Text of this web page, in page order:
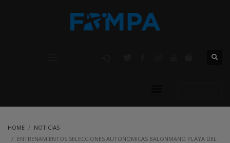
HOME
NOTICIAS
ENTRENAMIENTOS SELECCIONES AUTONÓMICAS BALONMANO PLAYA DEL